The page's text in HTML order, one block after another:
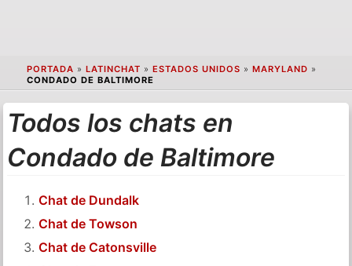
PORTADA » LATINCHAT » ESTADOS UNIDOS » MARYLAND »
CONDADO DE BALTIMORE
Todos los chats en
Condado de Baltimore
Chat de Dundalk
Chat de Towson
Chat de Catonsville